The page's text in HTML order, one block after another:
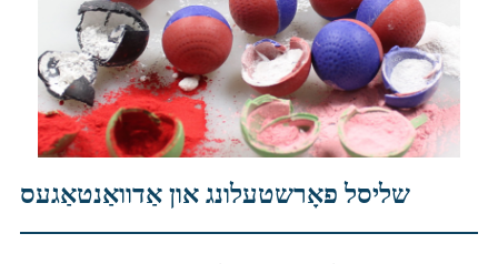
שליסל פאָרשטעלונג און אַדוואַנטאַגעס